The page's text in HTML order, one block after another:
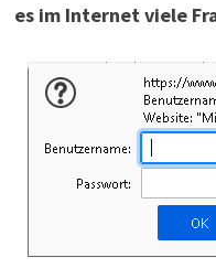
es im Internet viele